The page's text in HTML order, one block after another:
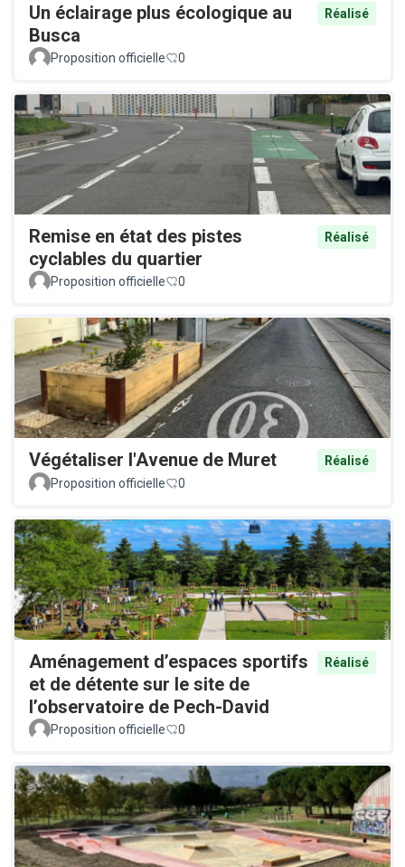
Un éclairage plus écologique au
Busca
Réalisé
Proposition officielle 0
Remise en état des pistes
cyclables du quartier
Réalisé
Proposition officielle 0
Végétaliser l'Avenue de Muret
Réalisé
Proposition officielle
0
Aménagement d’espaces sportifs
et de détente sur le site de
l’observatoire de Pech-David
Réalisé
Proposition officielle 0